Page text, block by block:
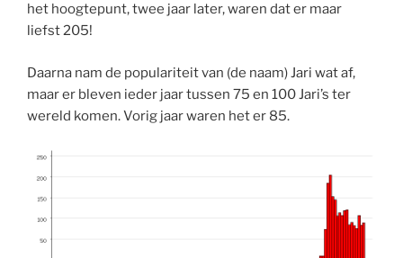
het hoogtepunt, twee jaar later, waren dat er maar
liefst 205!
Daarna nam de populariteit van (de naam) Jari wat af,
maar er bleven ieder jaar tussen 75 en 100 Jari’s ter
wereld komen. Vorig jaar waren het er 85.